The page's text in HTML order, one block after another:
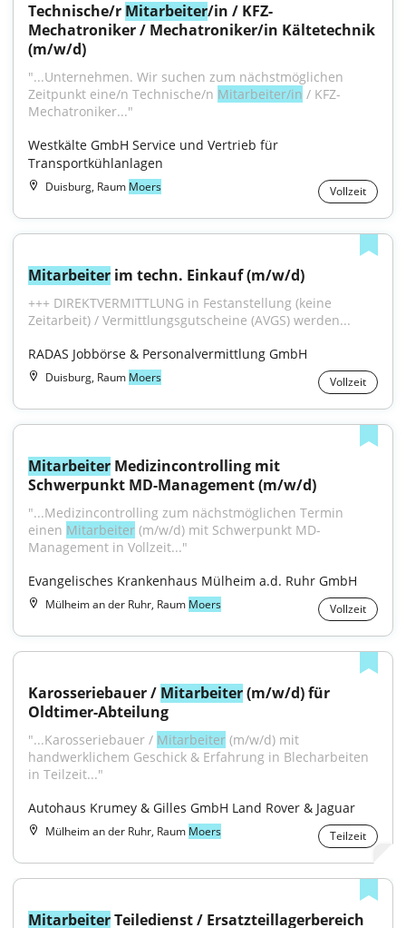
Technische/r Mitarbeiter/in / KFZ-
Mechatroniker / Mechatroniker/in Kältetechnik
(m/w/d)
"...Unternehmen. Wir suchen zum nächstmöglichen
Zeitpunkt eine/n Technische/n Mitarbeiter/in / KFZ-
Mechatroniker..."
Westkälte GmbH Service und Vertrieb für
Transportkühlanlagen
Duisburg, Raum Moers Vollzeit
Mitarbeiter im techn. Einkauf (m/w/d)
+++ DIREKTVERMITTLUNG in Festanstellung (keine
Zeitarbeit) / Vermittlungsgutscheine (AVGS) werden...
RADAS Jobbörse & Personalvermittlung GmbH
Duisburg, Raum Moers Vollzeit
Mitarbeiter Medizincontrolling mit
Schwerpunkt MD-Management (m/w/d)
"...Medizincontrolling zum nächstmöglichen Termin
einen Mitarbeiter (m/w/d) mit Schwerpunkt MD-
Management in Vollzeit..."
Evangelisches Krankenhaus Mülheim a.d. Ruhr GmbH
Mülheim an der Ruhr, Raum Moers Vollzeit
Karosseriebauer / Mitarbeiter (m/w/d) für
Oldtimer-Abteilung
"...Karosseriebauer / Mitarbeiter (m/w/d) mit
handwerklichem Geschick & Erfahrung in Blecharbeiten
in Teilzeit..."
Autohaus Krumey & Gilles GmbH Land Rover & Jaguar
Mülheim an der Ruhr, Raum Moers Teilzeit
Mitarbeiter Teiledienst / Ersatzteillagerbereich